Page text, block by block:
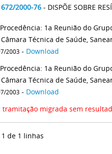
2000-76 - DISPÕE SOBRE
1a Reunião do
Técnica de Saúde,
2003 - Download
1a Reunião do
Técnica de Saúde,
2003 - Download
tramitação migrada sem
de 1 linhas